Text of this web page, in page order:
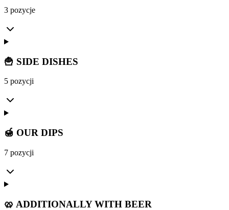
3 pozycje
🍟 SIDE DISHES
5 pozycji
🍯 OUR DIPS
7 pozycji
🥨 ADDITIONALLY WITH BEER